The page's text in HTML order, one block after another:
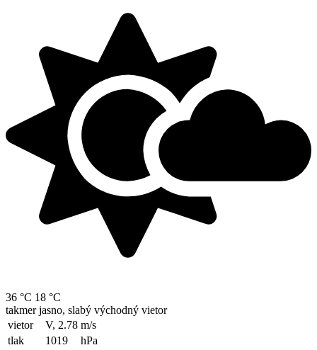
36 °C 18 °C
takmer jasno, slabý východný vietor
vietor
V, 2.78 m/s
tlak
1019
hPa